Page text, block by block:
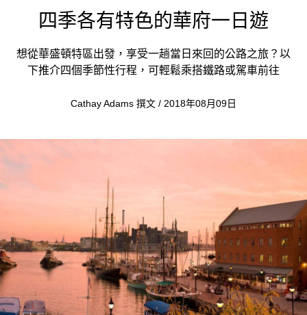
四季各有特色的華府一日遊
想從華盛頓特區出發，享受一趟當日來回的公路之旅？以
下推介四個季節性行程，可輕鬆乘搭鐵路或駕車前往
Cathay Adams 撰文 / 2018年08月09日